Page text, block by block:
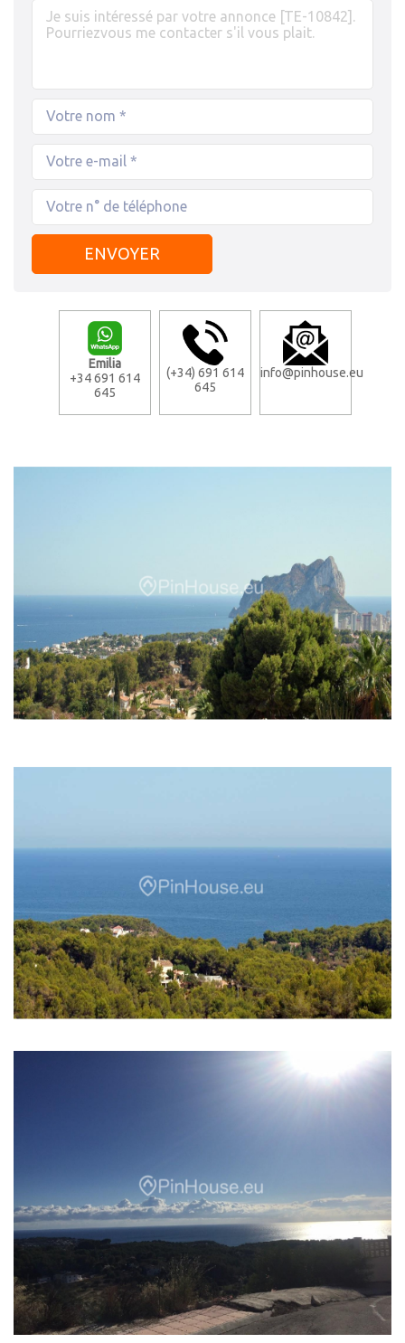
Emilia
+34 691 614
645
(+34) 691 614
645
info@pinhouse.eu